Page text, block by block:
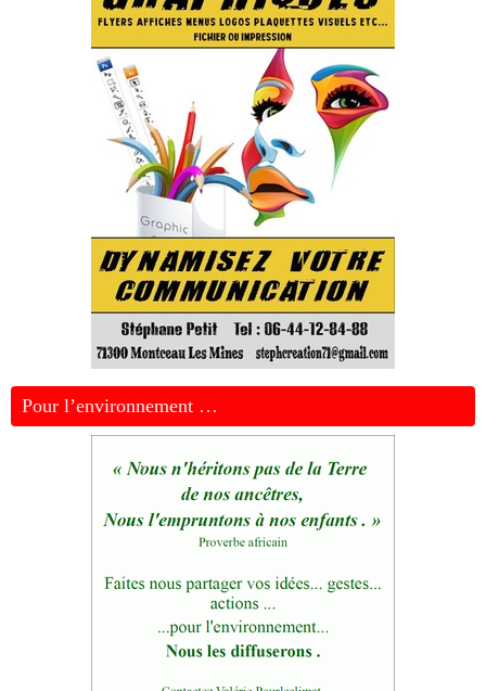
Pour l’environnement …